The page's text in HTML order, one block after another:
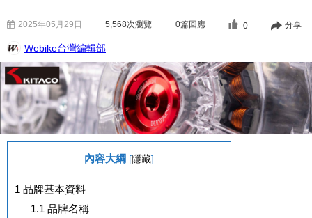
2025年05月29日 5,568次瀏覽 0篇回應 0 分享
Webike台灣編輯部
內容大綱 [隱藏]
1 品牌基本資料
1.1 品牌名稱